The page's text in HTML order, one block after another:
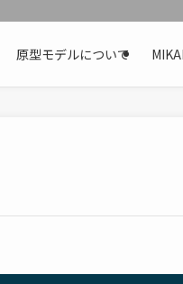
原型モデルについて